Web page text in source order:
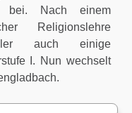
bei. Nach einem
Religionslehre
auch einige
I. Nun wechselt